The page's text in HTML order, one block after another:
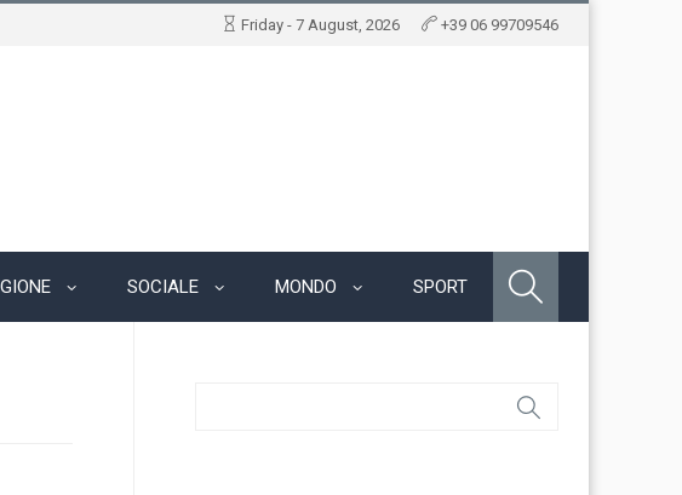
Friday - 7 August, 2026 +39 06 99709546
SOCIALE MONDO SPORT